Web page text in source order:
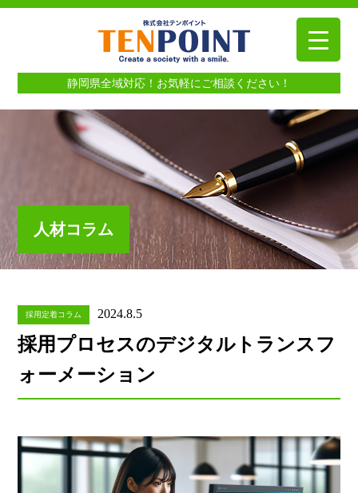
静岡県全域対応！お気軽にご相談ください！
人材コラム
採用定着コラム 2024.8.5
採用プロセスのデジタルトランスフ
ォーメーション